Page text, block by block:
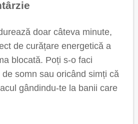
doar câteva minute,
de curățare energetică a
blocată. Poți s-o faci
somn sau oricând simți că
gândindu-te la banii care